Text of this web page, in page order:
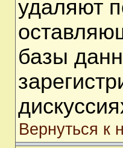
удаляют
базы
Вернуться к